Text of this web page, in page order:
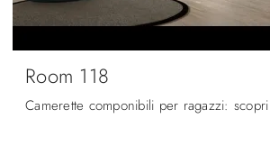
Room 118